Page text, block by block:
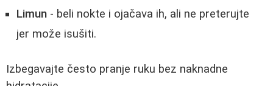
Limun - beli nokte i ojačava ih, ali ne preterujte
jer može isušiti.
Izbegavajte često pranje ruku bez naknadne